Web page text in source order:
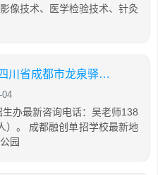
像技术、医学检验技术、针灸
成都融创单招学校最新地址四川省成都市龙泉驿区体育公园路东安湖体育馆
04
办最新咨询电话：吴老师138
）。 成都融创单招学校最新地
园